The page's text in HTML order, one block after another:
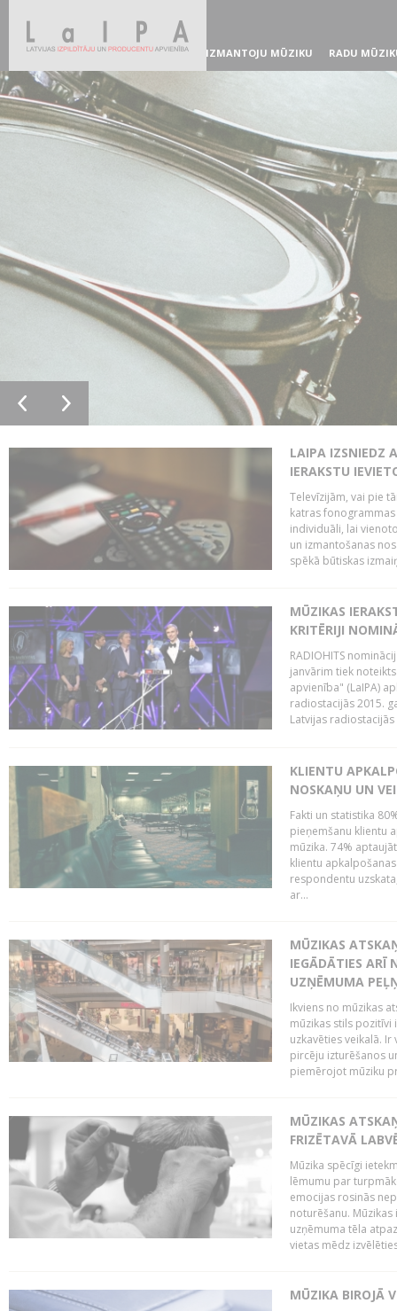
IZMANTOJU MŪZIKU RADU
LAIPA IZSNIEDZ
IERAKSTU
Televīzijām, vai pie
katras
individuāli, lai
un izmantošanas
spēkā būtiskas
MŪZIKAS
KRITĒRIJI
RADIOHITS
janvārim tiek
apvienība" (LaIPA)
radiostacijās 2015.
Latvijas
KLIENTU
NOSKAŅU UN
Fakti un statistika
pieņemšanu klientu
mūzika. 74%
klientu
respondentu
ar...
MŪZIKAS
IEGĀDĀTIES ARĪ
UZŅĒMUMA
Ikviens no mūzikas
mūzikas stils pozitīvi
uzkavēties veikalā.
pircēju izturēšanos
piemērojot mūziku
MŪZIKAS
FRIZĒTAVĀ
Mūzika spēcīgi
lēmumu par
emocijas rosinās
noturēšanu.
uzņēmuma tēla
vietas mēdz
MŪZIKA BIROJĀ